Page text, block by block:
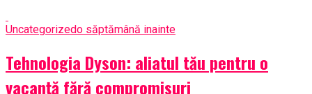
Uncategorizedo săptămână inainte
Tehnologia Dyson: aliatul tău pentru o
vacanță fără compromisuri